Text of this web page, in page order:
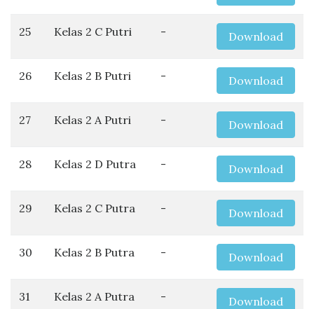
25 Kelas 2 C Putri - Download
26 Kelas 2 B Putri - Download
27 Kelas 2 A Putri - Download
28 Kelas 2 D Putra - Download
29 Kelas 2 C Putra - Download
30 Kelas 2 B Putra - Download
31 Kelas 2 A Putra - Download